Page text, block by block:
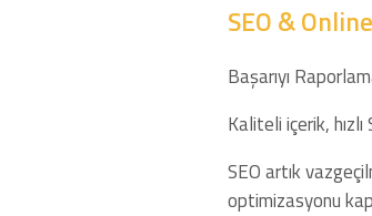
SEO &
Başarıyı
Kaliteli içerik,
SEO artık
optimizasyonu